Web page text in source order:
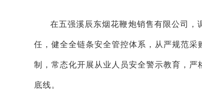
在五强溪辰东烟花鞭炮销售有限公司
任，健全全链条安全管控体系，从严规范
制，常态化开展从业人员安全警示教育，
底线。